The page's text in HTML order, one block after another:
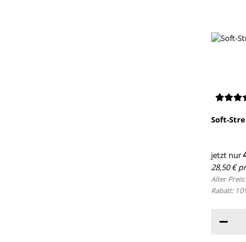
Soft-
jetzt nur
28,50 €
Alter Preis:
Rabatt: